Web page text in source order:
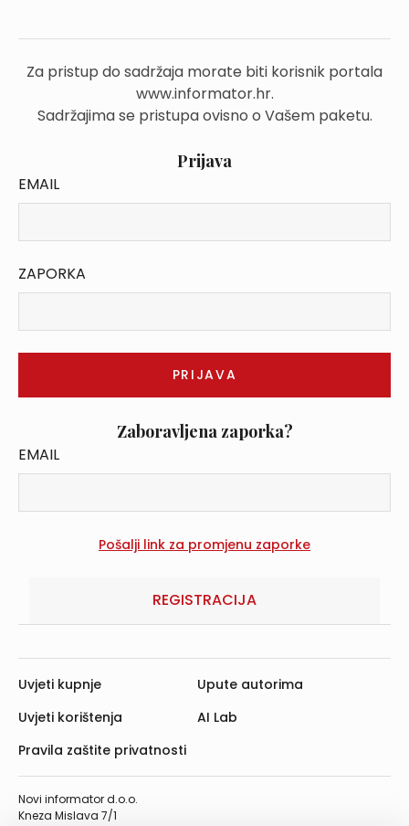
Za pristup do sadržaja morate biti korisnik portala
www.informator.hr.
Sadržajima se pristupa ovisno o Vašem paketu.
Prijava
EMAIL
ZAPORKA
Zaboravljena zaporka?
EMAIL
REGISTRACIJA
Novi informator d.o.o.
Kneza Mislava 7/1
Uvjeti kupnje
Uvjeti korištenja
Pravila zaštite privatnosti
Upute autorima
AI Lab